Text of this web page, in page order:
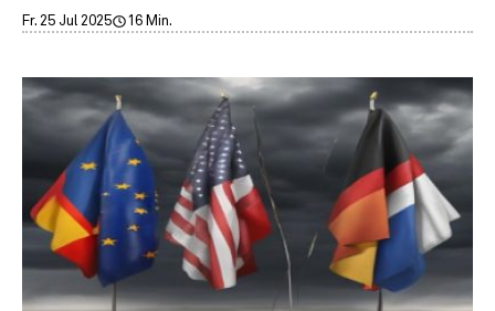
Fr. 25 Jul 2025 16 Min.